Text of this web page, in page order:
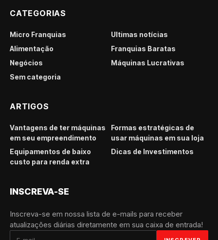
CATEGORIAS
Micro Franquias
Últimas notícias
Alimentação
Franquias Baratas
Negócios
Máquinas Lucrativas
Sem categoria
ARTIGOS
Vantagens de ter máquinas
em seu empreendimento
Formas estratégicas de
usar máquinas em sua loja
Equipamentos de baixo
custo para renda extra
Dicas de Investimentos
INSCREVA-SE
Inscreva-se em nossa lista de e-mails para receber
atualizações diárias diretamente em sua caixa de entrada!